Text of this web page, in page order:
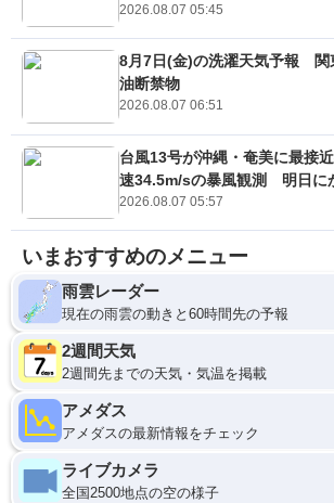
2026.08.07 05:45
8月7日(金)の洗濯天気予報 関
油断禁物
2026.08.07 06:51
台風13号が沖縄・奄美に最接
速34.5m/sの暴風観測 明日に
2026.08.07 05:57
いまおすすめのメニュー
雨雲レーダー
現在の雨雲の動きと60時間先の予報
2週間天気
2週間先までの天気・気温を掲載
アメダス
アメダスの最新情報をチェック
ライブカメラ
全国2500地点の空の様子